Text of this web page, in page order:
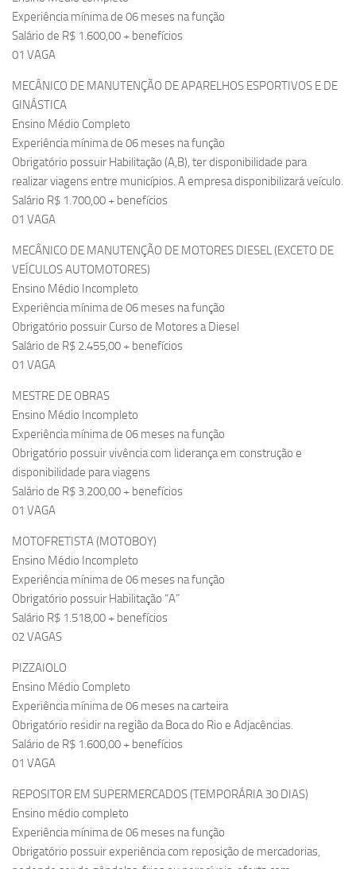
Experiência mínima de 06 meses na função
Salário de R$ 1.600,00 + benefícios
01 VAGA
MECÂNICO DE MANUTENÇÃO DE APARELHOS ESPORTIVOS E DE
GINÁSTICA
Ensino Médio Completo
Experiência mínima de 06 meses na função
Obrigatório possuir Habilitação (A,B), ter disponibilidade para
realizar viagens entre municípios. A empresa disponibilizará veículo.
Salário R$ 1.700,00 + benefícios
01 VAGA
MECÂNICO DE MANUTENÇÃO DE MOTORES DIESEL (EXCETO DE
VEÍCULOS AUTOMOTORES)
Ensino Médio Incompleto
Experiência mínima de 06 meses na função
Obrigatório possuir Curso de Motores a Diesel
Salário de R$ 2.455,00 + benefícios
01 VAGA
MESTRE DE OBRAS
Ensino Médio Incompleto
Experiência mínima de 06 meses na função
Obrigatório possuir vivência com liderança em construção e
disponibilidade para viagens
Salário de R$ 3.200,00 + benefícios
01 VAGA
MOTOFRETISTA (MOTOBOY)
Ensino Médio Incompleto
Experiência mínima de 06 meses na função
Obrigatório possuir Habilitação “A”
Salário R$ 1.518,00 + benefícios
02 VAGAS
PIZZAIOLO
Ensino Médio Completo
Experiência mínima de 06 meses na carteira
Obrigatório residir na região da Boca do Rio e Adjacências.
Salário de R$ 1.600,00 + benefícios
01 VAGA
REPOSITOR EM SUPERMERCADOS (TEMPORÁRIA 30 DIAS)
Ensino médio completo
Experiência mínima de 06 meses na função
Obrigatório possuir experiência com reposição de mercadorias,